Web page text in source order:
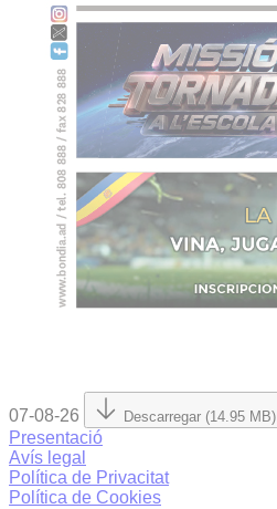
07-08-26 Descarregar (14.95 MB)
Presentació
Avís legal
Política de Privacitat
Política de Cookies